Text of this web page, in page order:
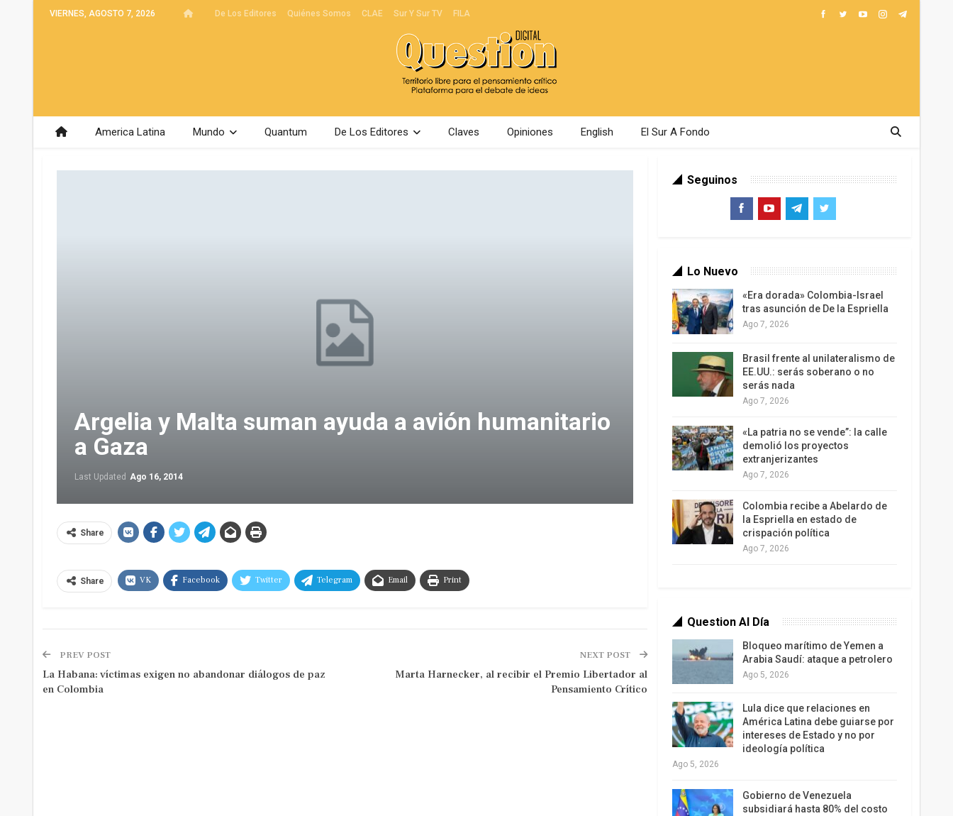
VIERNES, AGOSTO 7, 2026 De Los Editores Quiénes Somos CLAE Sur Y Sur TV FILA
America Latina Mundo Quantum De Los Editores Claves Opiniones English El Sur A Fondo
Argelia y Malta suman ayuda a avión humanitario
a Gaza
Last Updated Ago 16, 2014
Share
Share VK Facebook Twitter Telegram Email Print
PREV POST
La Habana: víctimas exigen no abandonar diálogos de paz
en Colombia
NEXT POST
Marta Harnecker, al recibir el Premio Libertador al
Pensamiento Crítico
Seguinos
Lo Nuevo
«Era dorada» Colombia-Israel
tras asunción de De la Espriella
Ago 7, 2026
Brasil frente al unilateralismo de
EE.UU.: serás soberano o no
serás nada
Ago 7, 2026
«La patria no se vende”: la calle
demolió los proyectos
extranjerizantes
Ago 7, 2026
Colombia recibe a Abelardo de
la Espriella en estado de
crispación política
Ago 7, 2026
Question Al Día
Bloqueo marítimo de Yemen a
Arabia Saudí: ataque a petrolero
Ago 5, 2026
Lula dice que relaciones en
América Latina debe guiarse por
intereses de Estado y no por
ideología política
Ago 5, 2026
Gobierno de Venezuela
subsidiará hasta 80% del costo